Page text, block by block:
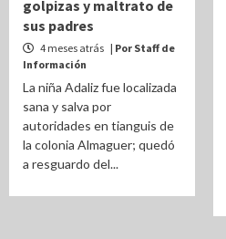
golpizas y maltrato de
sus padres
4 meses atrás | Por Staff de
Información
La niña Adaliz fue localizada
sana y salva por
autoridades en tianguis de
la colonia Almaguer; quedó
a resguardo del...